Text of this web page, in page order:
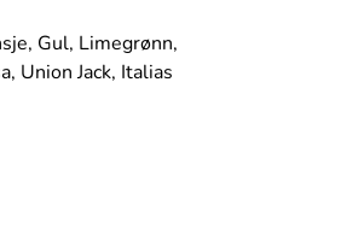
Gul, Limegrønn,
Union Jack, Italias